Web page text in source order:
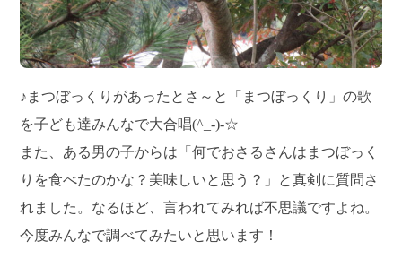
♪まつぼっくりがあったとさ～と「まつぼっくり」の歌
を子ども達みんなで大合唱(^_-)-☆
また、ある男の子からは「何でおさるさんはまつぼっく
りを食べたのかな？美味しいと思う？」と真剣に質問さ
れました。なるほど、言われてみれば不思議ですよね。
今度みんなで調べてみたいと思います！